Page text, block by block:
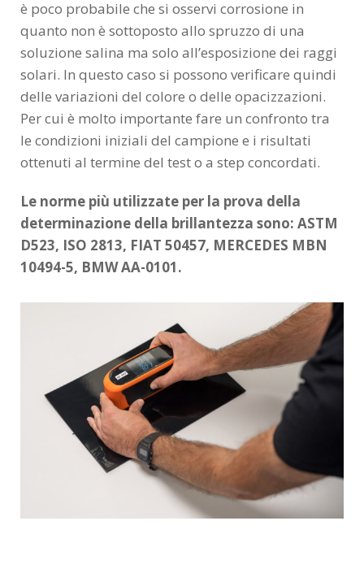
è poco probabile che si osservi corrosione in
quanto non è sottoposto allo spruzzo di una
soluzione salina ma solo all’esposizione dei raggi
solari. In questo caso si possono verificare quindi
delle variazioni del colore o delle opacizzazioni.
Per cui è molto importante fare un confronto tra
le condizioni iniziali del campione e i risultati
ottenuti al termine del test o a step concordati.
Le norme più utilizzate per la prova della
determinazione della brillantezza sono: ASTM
D523, ISO 2813, FIAT 50457, MERCEDES MBN
10494-5, BMW AA-0101.